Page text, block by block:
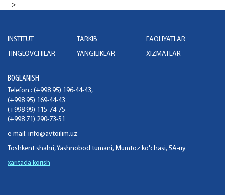
-->
INSTITUT TARKIB
FAOLIYATLAR
TINGLOVCHILAR
YANGILIKLAR XIZMATLAR
BOGLANISH
Telefon.: (+998 95) 196-44-43,
(+998 95) 169-44-43
(+998 99) 115-74-75
(+998 71) 290-73-51
e-mail: info@avtoilim.uz
Toshkent shahri, Yashnobod tumani, Mumtoz ko'chasi, 5A-uy
xaritada korish